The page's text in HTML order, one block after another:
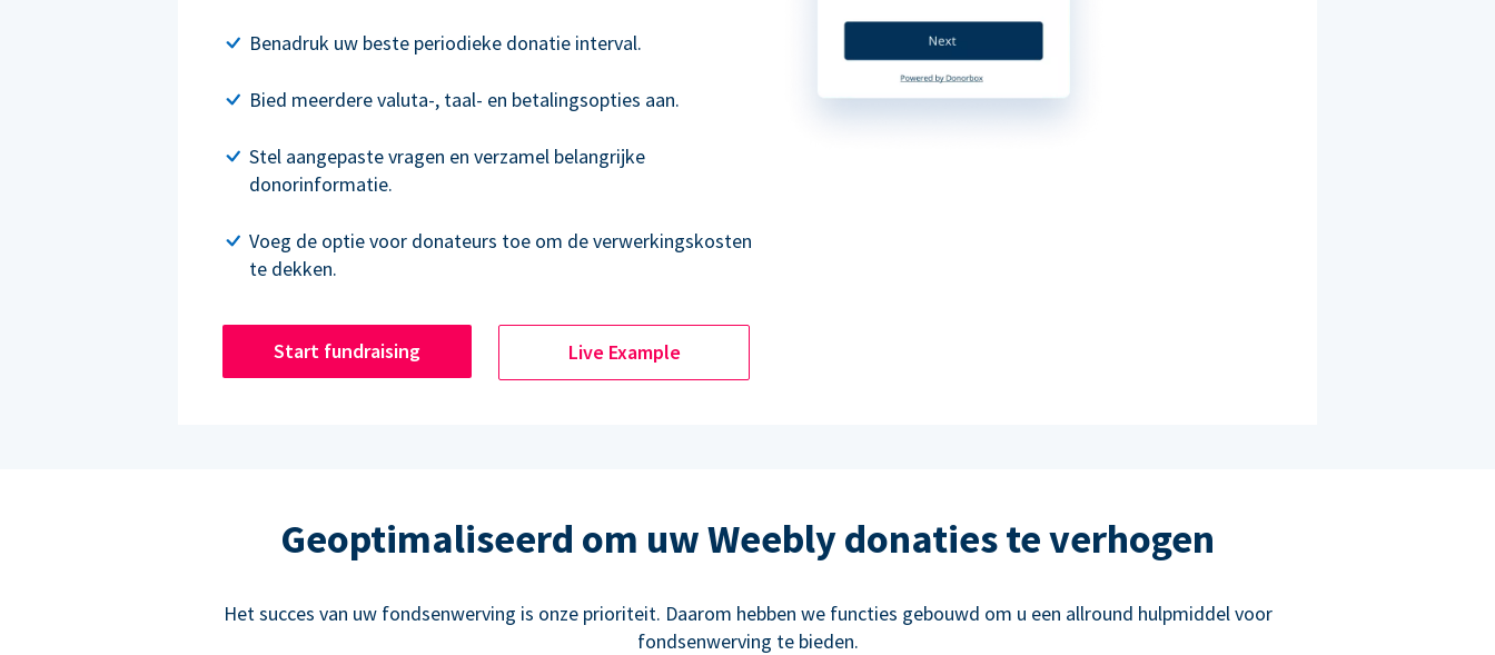
Benadruk uw beste periodieke donatie interval.
Bied meerdere valuta-, taal- en betalingsopties aan.
Stel aangepaste vragen en verzamel belangrijke
donorinformatie.
Voeg de optie voor donateurs toe om de verwerkingskosten
te dekken.
Start fundraising Live Example
Geoptimaliseerd om uw Weebly donaties te verhogen
Het succes van uw fondsenwerving is onze prioriteit. Daarom hebben we functies gebouwd om u een allround hulpmiddel voor
fondsenwerving te bieden.